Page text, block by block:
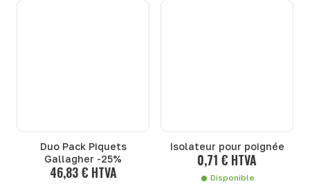
Duo Pack Piquets
Gallagher -25%
46,83 € HTVA
Isolateur pour poignée
0,71 € HTVA
Disponible